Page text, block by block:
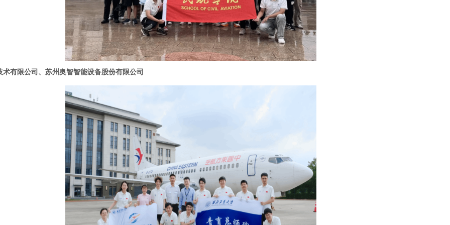
术有限公司、苏州奥智智能设备股份有限公司